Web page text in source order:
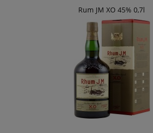
Rum JM XO 45% 0,7l